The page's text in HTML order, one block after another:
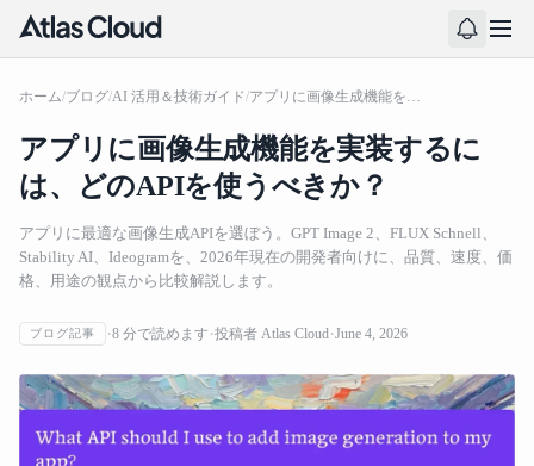
ホーム/ブログ/AI 活用＆技術ガイド/ アプリに画像生成機能を実装するには、どのAPIを使うべきか？
アプリに画像生成機能を実装するに
は、どのAPIを使うべきか？
アプリに最適な画像生成APIを選ぼう。GPT Image 2、FLUX Schnell、
Stability AI、Ideogramを、2026年現在の開発者向けに、品質、速度、価
格、用途の観点から比較解説します。
ブログ記事 8 分で読めます 投稿者 Atlas Cloud June 4, 2026